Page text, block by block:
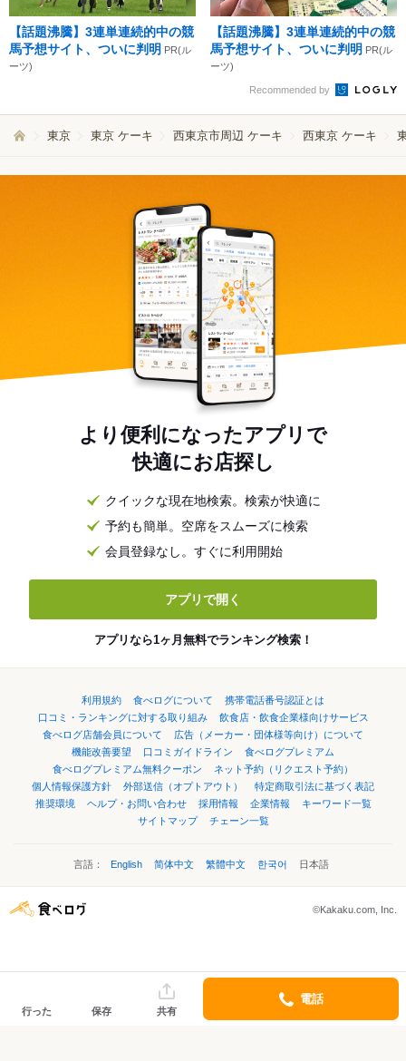
【話題沸騰】3連単連続的中の競
馬予想サイト、ついに判明 PR(ル
ーツ)
【話題沸騰】3連単連続的中の競
馬予想サイト、ついに判明 PR(ル
ーツ)
Recommended by
東京 東京 ケーキ 西東京市周辺 ケーキ 西東京 ケーキ
より便利になったアプリで
快適にお店探し
クイックな現在地検索。検索が快適に
予約も簡単。空席をスムーズに検索
会員登録なし。すぐに利用開始
アプリで開く
アプリなら1ヶ月無料でランキング検索！
利用規約 食べログについて
携帯電話番号認証とは
口コミ・ランキングに対する取り組み
飲食店・飲食企業様向けサービス
食べログ店舗会員について
広告（メーカー・団体様等向け）について
機能改善要望
口コミガイドライン
食べログプレミアム
食べログプレミアム無料クーポン
ネット予約（リクエスト予約）
個人情報保護方針
外部送信（オプトアウト）
特定商取引法に基づく表記
推奨環境
ヘルプ・お問い合わせ 採用情報 企業情報
キーワード一覧
サイトマップ
チェーン一覧
言語： English 简体中文 繁體中文 한국어 日本語
©Kakaku.com, Inc.
行った 保存 共有
電話